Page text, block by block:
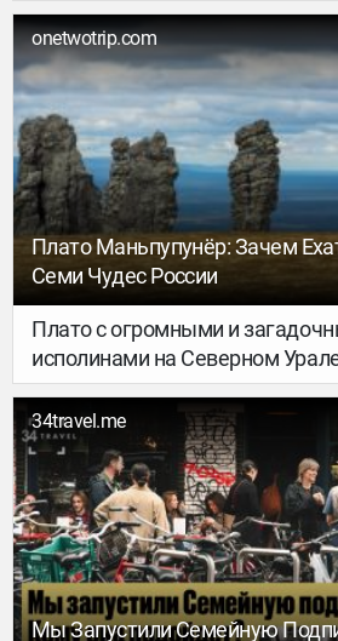
опыте в сфере гостеприимства.
onetwotrip.com
Плато Маньпупунёр: Зачем
Семи Чудес России
Плато с огромными и
исполинами на Северном
чудес России, спрятанное
тайги. Добраться до
просто, поэтому здесь нет
оно и к лучшему: так гораздо
проникнуться невероятной
атмосферой вокруг.
образовалось плато, зачем
специальное разрешение и
добираться.
34travel.me
Мы Запустили Семейную